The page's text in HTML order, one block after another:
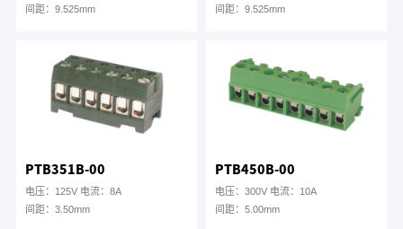
间距：9.525mm
间距：9.525mm
PTB351B-00
电压：125V 电流：8A
间距：3.50mm
PTB450B-00
电压：300V 电流：10A
间距：5.00mm